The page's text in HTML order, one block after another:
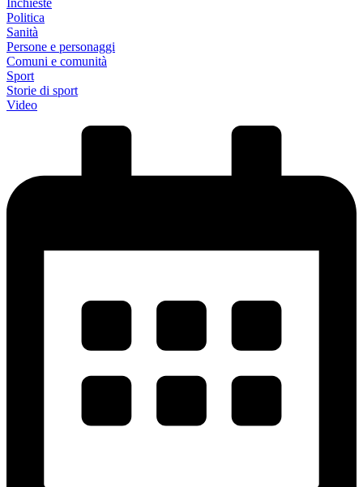
Politica
Sanità
Persone e personaggi
Comuni e comunità
Sport
Storie di sport
Video